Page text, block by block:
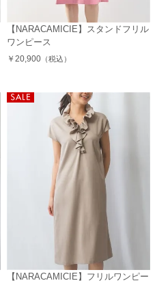
【NARACAMICIE】スタンドフリル
ワンピース
￥20,900 （税込）
【NARACAMICIE】フリルワンピー